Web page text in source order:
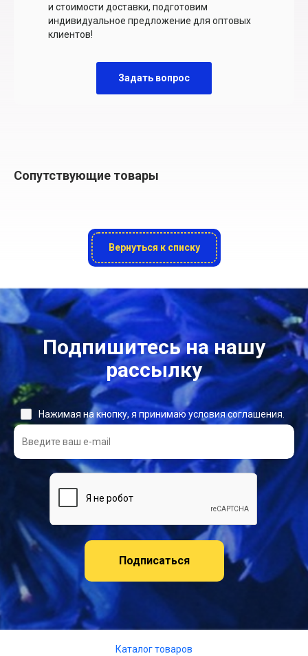
и стоимости доставки, подготовим
индивидуальное предложение для оптовых
клиентов!
Задать вопрос
Сопутствующие товары
Вернуться к списку
Подпишитесь на нашу
рассылку
Подписаться
Нажимая на кнопку, я принимаю условия соглашения.
Каталог товаров